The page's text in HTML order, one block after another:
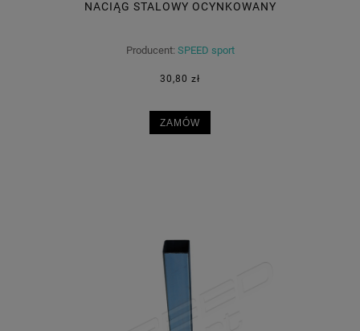
NACIĄG STALOWY OCYNKOWANY
Producent: SPEED sport
30,80 zł
ZAMÓW